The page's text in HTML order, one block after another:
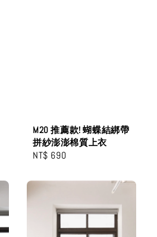
M20 推薦款! 蝴蝶結綁帶
拼紗澎澎棉質上衣
Regular
NT$ 690